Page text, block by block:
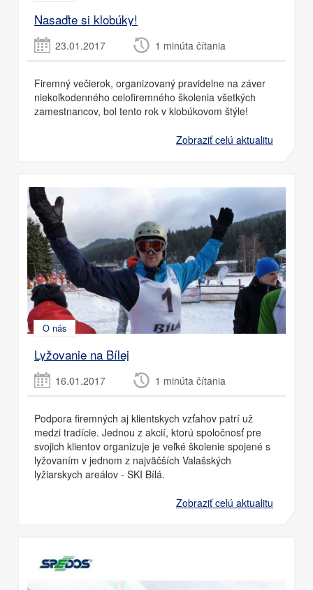
Nasaďte si klobúky!
23.01.2017 1 minúta čítania
Firemný večierok, organizovaný pravidelne na záver
niekoľkodenného celofiremného školenia všetkých
zamestnancov, bol tento rok v klobúkovom štýle!
Zobraziť celú aktualitu
O nás
Lyžovanie na Bílej
16.01.2017 1 minúta čítania
Podpora firemných aj klientskych vzťahov patrí už
medzi tradície. Jednou z akcií, ktorú spoločnosť pre
svojich klientov organizuje je veľké školenie spojené s
lyžovaním v jednom z najväčších Valašských
lyžiarskych areálov - SKI Bílá.
Zobraziť celú aktualitu